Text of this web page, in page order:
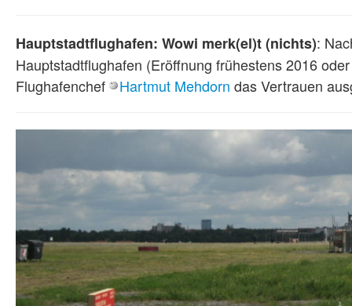
Hauptstadtflughafen: Wowi merk(el)t (nichts):
Hauptstadtflughafen (Eröffnung frühestens 2016
Flughafenchef
Hartmut Mehdorn das Vertrauen